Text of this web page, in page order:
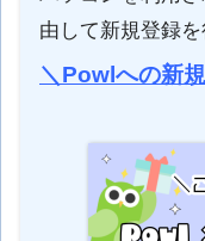
由して新規登録を
＼Powlへの新